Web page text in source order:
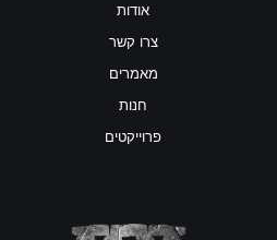
אודות
צרו קשר
מאמרים
חנות
פרוייקטים